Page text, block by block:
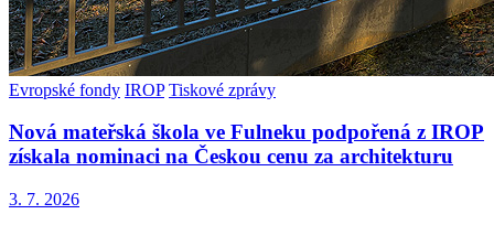
Evropské fondy IROP Tiskové zprávy
Nová mateřská škola ve Fulneku podpořená z IROP
získala nominaci na Českou cenu za architekturu
3. 7. 2026